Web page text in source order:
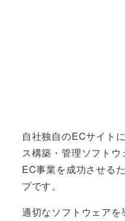
自社独自のECサイト
ス構築・管理ソフトウ
EC事業を成功させる
プです。
適切なソフトウェア